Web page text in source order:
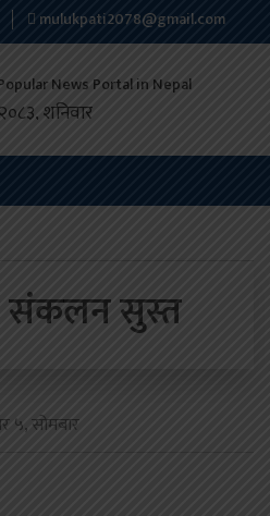
mulukpati2078@gmail.com
संकलन सुस्त
५, सोमबार